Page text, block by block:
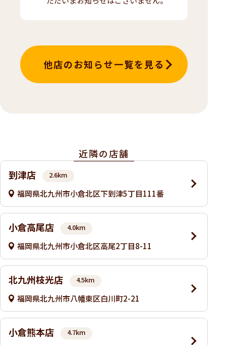
他店のお知らせ一覧を見る
近隣の店舗
到津店
2.6km
福岡県北九州市小倉北区下到津5丁目111番
小倉高尾店 4.0km
福岡県北九州市小倉北区高尾2丁目8-11
北九州枝光店 4.5km
福岡県北九州市八幡東区白川町2-21
小倉熊本店 4.7km